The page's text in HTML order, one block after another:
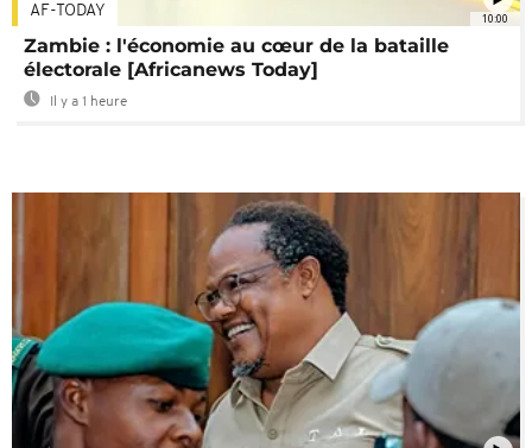
10:00
AF-TODAY
Zambie : l'économie au cœur de la bataille
électorale [Africanews Today]
Il y a 1 heure